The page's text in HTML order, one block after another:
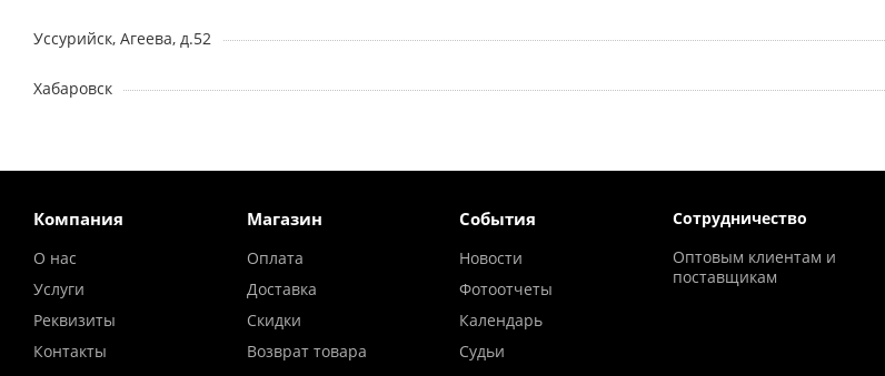
Уссурийск, Агеева, д.52
Хабаровск
Компания
О нас
Услуги
Реквизиты
Контакты
Магазин
Оплата
Доставка
Скидки
Возврат товара
События
Новости
Фотоотчеты
Календарь
Судьи
Сотрудничество
Оптовым клиентам и
поставщикам